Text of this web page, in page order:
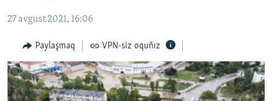
İNSAN AQLARI
VİDEO
SÜRET
BLOGLAR
27 avgust 2021, 16:06
Paylaşmaq VPN-siz oquñız